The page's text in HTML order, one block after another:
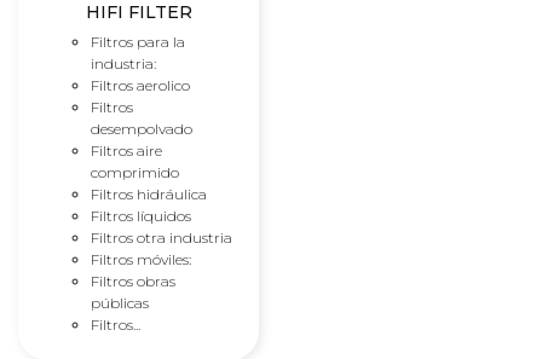
HIFI FILTER
Filtros para la
industria:
Filtros aerolico
Filtros
desempolvado
Filtros aire
comprimido
Filtros hidráulica
Filtros líquidos
Filtros otra industria
Filtros móviles:
Filtros obras
públicas
Filtros...